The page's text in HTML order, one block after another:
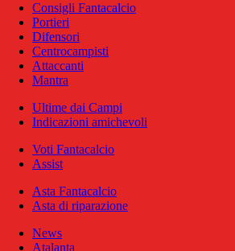
Consigli Fantacalcio
Portieri
Difensori
Centrocampisti
Attaccanti
Mantra
Ultime dai Campi
Indicazioni amichevoli
Voti Fantacalcio
Assist
Asta Fantacalcio
Asta di riparazione
News
Atalanta